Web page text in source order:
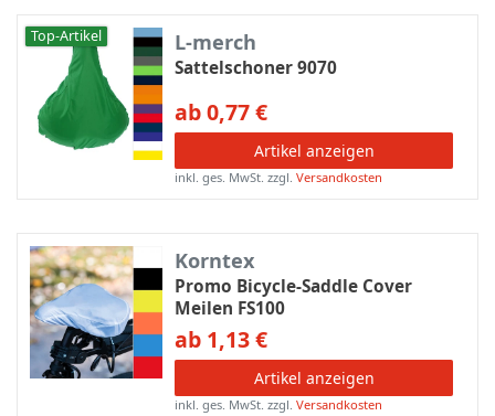
Top-Artikel L-merch
Sattelschoner 9070
ab 0,77 €
Artikel anzeigen
inkl. ges. MwSt. zzgl.Versandkosten
Korntex
Promo Bicycle-Saddle Cover
Meilen FS100
ab 1,13 €
Artikel anzeigen
inkl. ges. MwSt. zzgl.Versandkosten